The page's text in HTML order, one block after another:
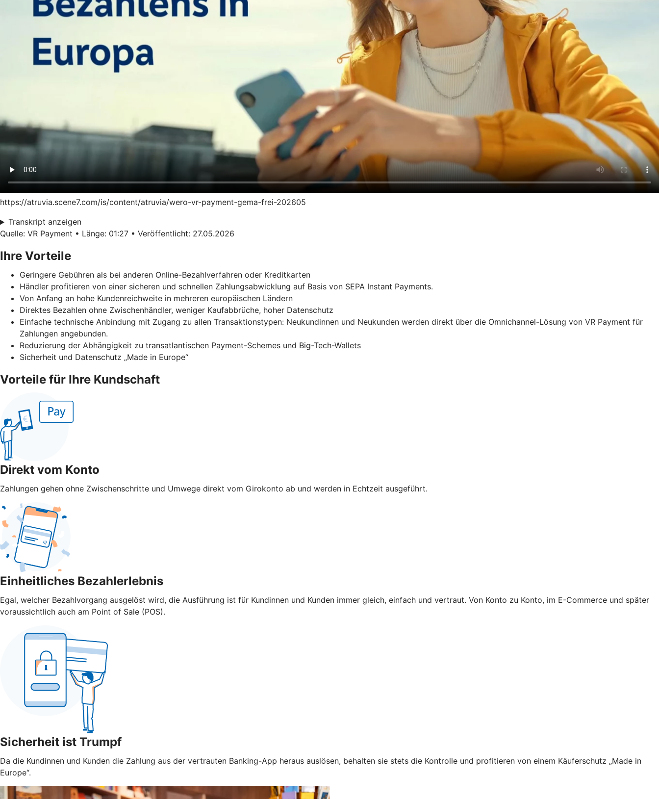
https://atruvia.scene7.com/is/content/atruvia/wero-vr-payment-gema-frei-202605
Transkript anzeigen
Quelle: VR Payment • Länge: 01:27 • Veröffentlicht: 27.05.2026
Ihre Vorteile
Geringere Gebühren als bei anderen Online-Bezahlverfahren oder Kreditkarten
Händler profitieren von einer sicheren und schnellen Zahlungsabwicklung auf Basis von SEPA Instant Payments.
Von Anfang an hohe Kundenreichweite in mehreren europäischen Ländern
Direktes Bezahlen ohne Zwischenhändler, weniger Kaufabbrüche, hoher Datenschutz
Einfache technische Anbindung mit Zugang zu allen Transaktionstypen: Neukundinnen und Neukunden werden direkt über die Omnichannel-Lösung von VR Payment für
Zahlungen angebunden.
Reduzierung der Abhängigkeit zu transatlantischen Payment-Schemes und Big-Tech-Wallets
Sicherheit und Datenschutz „Made in Europe“
Vorteile für Ihre Kundschaft
Direkt vom Konto
Zahlungen gehen ohne Zwischenschritte und Umwege direkt vom Girokonto ab und werden in Echtzeit ausgeführt.
Einheitliches Bezahlerlebnis
Egal, welcher Bezahlvorgang ausgelöst wird, die Ausführung ist für Kundinnen und Kunden immer gleich, einfach und vertraut. Von Konto zu Konto, im E-Commerce und später
voraussichtlich auch am Point of Sale (POS).
Sicherheit ist Trumpf
Da die Kundinnen und Kunden die Zahlung aus der vertrauten Banking-App heraus auslösen, behalten sie stets die Kontrolle und profitieren von einem Käuferschutz „Made in
Europe“.